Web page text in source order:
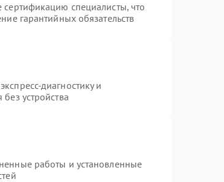
специалисты, что
гарантийных обязательств
диагностику и
устройства
работы и установленные